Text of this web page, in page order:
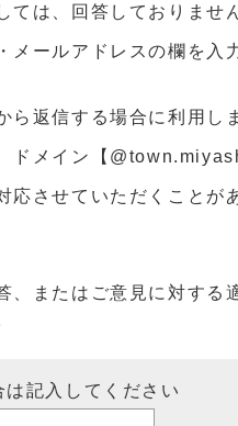
は、回答しておりませ
ールアドレスの欄を
返信する場合に利用し
ドメイン【
させていただくことが
またはご意見に対す
記入してください